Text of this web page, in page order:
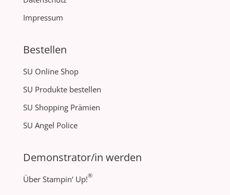
Impressum
Bestellen
SU Online Shop
SU Produkte bestellen
SU Shopping Prämien
SU Angel Police
Demonstrator/in werden
Über Stampin‘ Up!®